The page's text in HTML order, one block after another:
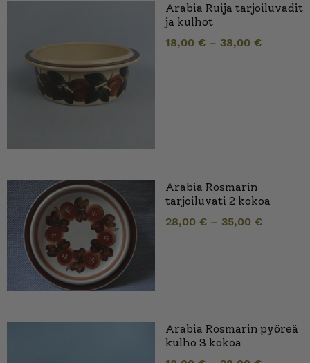
Arabia Ruija tarjoiluvadit
ja kulhot
18,00 € – 38,00 €
Arabia Rosmarin
tarjoiluvati 2 kokoa
28,00 € – 35,00 €
Arabia Rosmarin pyöreä
kulho 3 kokoa